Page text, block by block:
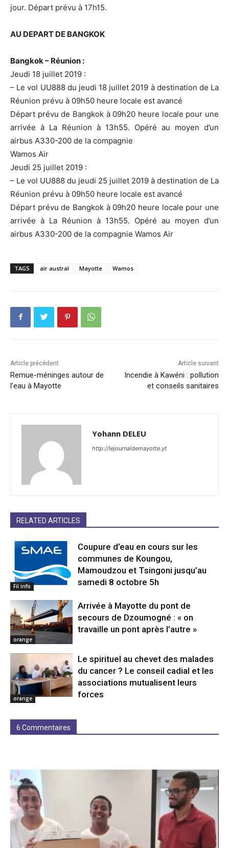
jour. Départ prévu à 17h15.
AU DEPART DE BANGKOK
Bangkok – Réunion :
Jeudi 18 juillet 2019 :
– Le vol UU888 du jeudi 18 juillet 2019 à destination de La
Réunion prévu à 09h50 heure locale est avancé
Départ prévu de Bangkok à 09h20 heure locale pour une
arrivée à La Réunion à 13h55. Opéré au moyen d’un
airbus A330-200 de la compagnie
Wamos Air
Jeudi 25 juillet 2019 :
– Le vol UU888 du jeudi 25 juillet 2019 à destination de La
Réunion prévu à 09h50 heure locale est avancé
Départ prévu de Bangkok à 09h20 heure locale pour une
arrivée à La Réunion à 13h55. Opéré au moyen d’un
airbus A330-200 de la compagnie Wamos Air
TAGS air austral Mayotte Wamos
Article précédent
Remue-méninges autour de
l’eau à Mayotte
Article suivant
Incendie à Kawéni : pollution
et conseils sanitaires
Yohann DELEU
http://lejournaldemayotte.yt
RELATED ARTICLES
Fil info
Coupure d’eau en cours sur les
communes de Koungou,
Mamoudzou et Tsingoni jusqu’au
samedi 8 octobre 5h
orange
Arrivée à Mayotte du pont de
secours de Dzoumogné : « on
travaille un pont après l’autre »
orange
Le spirituel au chevet des malades
du cancer ? Le conseil cadial et les
associations mutualisent leurs
forces
6 Commentaires